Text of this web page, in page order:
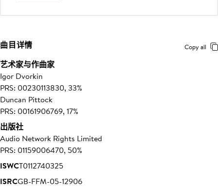
曲目详情 Copy all
艺术家与作曲家
Igor Dvorkin
PRS: 00230113830, 33%
Duncan Pittock
PRS: 00161906769, 17%
出版社
Audio Network Rights Limited
PRS: 01159006470, 50%
ISWCT0112740325
ISRCGB-FFM-05-12906